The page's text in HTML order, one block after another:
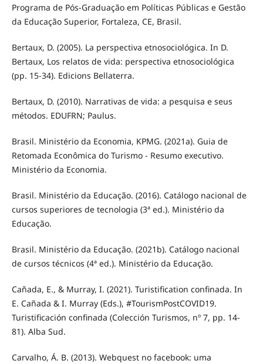
Programa de Pós-Graduação em Políticas Públicas e Gestão
da Educação Superior, Fortaleza, CE, Brasil.
Bertaux, D. (2005). La perspectiva etnosociológica. In D.
Bertaux, Los relatos de vida: perspectiva etnosociológica
(pp. 15-34). Edicions Bellaterra.
Bertaux, D. (2010). Narrativas de vida: a pesquisa e seus
métodos. EDUFRN; Paulus.
Brasil. Ministério da Economia, KPMG. (2021a). Guia de
Retomada Econômica do Turismo - Resumo executivo.
Ministério da Economia.
Brasil. Ministério da Educação. (2016). Catálogo nacional de
cursos superiores de tecnologia (3ª ed.). Ministério da
Educação.
Brasil. Ministério da Educação. (2021b). Catálogo nacional
de cursos técnicos (4ª ed.). Ministério da Educação.
Cañada, E., & Murray, I. (2021). Turistification confinada. In
E. Cañada & I. Murray (Eds.), #TourismPostCOVID19.
Turistificación confinada (Colección Turismos, nº 7, pp. 14-
81). Alba Sud.
Carvalho, Á. B. (2013). Webquest no facebook: uma